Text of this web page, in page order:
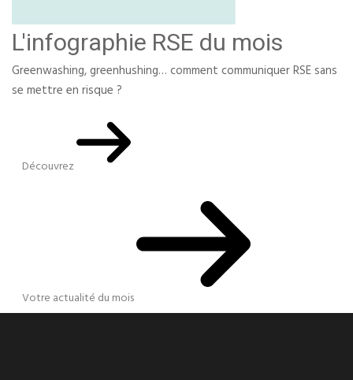
L'infographie RSE du mois
Greenwashing, greenhushing… comment communiquer RSE sans
se mettre en risque ?
Découvrez
Votre actualité du mois